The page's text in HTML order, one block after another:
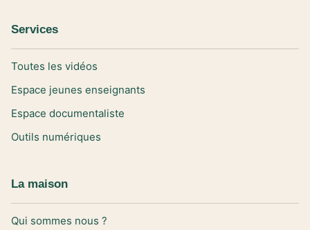
Services
Toutes les vidéos
Espace jeunes enseignants
Espace documentaliste
Outils numériques
La maison
Qui sommes nous ?